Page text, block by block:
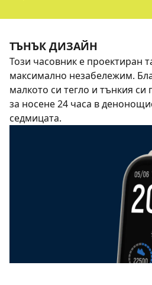
ТЪНЪК ДИЗАЙН
Този часовник е проектиран
максимално незабележим.
малкото си тегло и тънкия
за носене 24 часа в
седмицата.